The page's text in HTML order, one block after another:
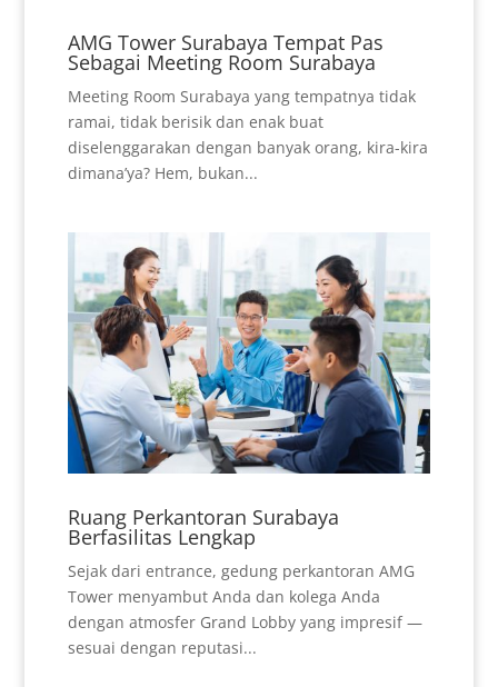
AMG Tower Surabaya Tempat Pas
Sebagai Meeting Room Surabaya
Meeting Room Surabaya yang tempatnya tidak
ramai, tidak berisik dan enak buat
diselenggarakan dengan banyak orang, kira-kira
dimana’ya? Hem, bukan...
Ruang Perkantoran Surabaya
Berfasilitas Lengkap
Sejak dari entrance, gedung perkantoran AMG
Tower menyambut Anda dan kolega Anda
dengan atmosfer Grand Lobby yang impresif —
sesuai dengan reputasi...